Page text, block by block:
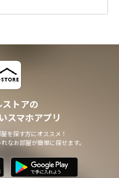
ストアの
スマホアプリ
を探す方にオススメ！
なお部屋が簡単に探せます。